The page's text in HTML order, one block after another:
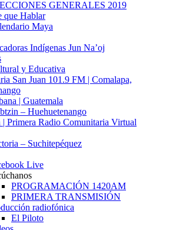
GENERALES 2019
que Hablar
Maya
Indígenas Jun Na’oj
y Educativa
San Juan 101.9 FM | Comalapa,
| Guatemala
– Huehuetenango
| Primera Radio Comunitaria Virtual
– Suchitepéquez
Live
PROGRAMACIÓN 1420AM
PRIMERA TRANSMISIÓN
radiofónica
El Piloto